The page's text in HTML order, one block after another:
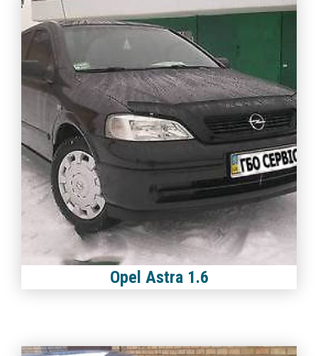
Opel Astra 1.6